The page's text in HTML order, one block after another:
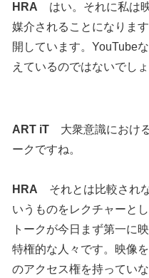
HRA はい。それに私は
媒介されることになりま
開しています。YouTube
えているのではないでしょ
ART iT 大衆意識におけ
ークですね。
HRA それとは比較され
いうものをレクチャーと
トークが今日まず第一に
特権的な人々です。映像
のアクセス権を持ってい